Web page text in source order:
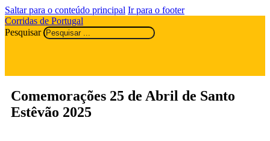
Saltar para o conteúdo principal Ir para o footer
Corridas de Portugal
Pesquisar
Comemorações 25 de Abril de Santo
Estêvão 2025